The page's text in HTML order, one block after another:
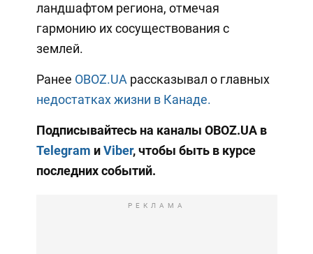
ландшафтом региона, отмечая
гармонию их сосуществования с
землей.
Ранее OBOZ.UA рассказывал о главных
недостатках жизни в Канаде.
Подписывайтесь на каналы OBOZ.UA в
Telegram иViber, чтобы быть в курсе
последних событий.
РЕКЛАМА